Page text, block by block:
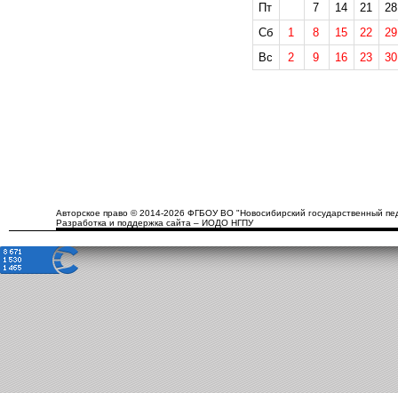
Пт
7 14 21
28
Сб
1 8 15 22
29
Вс
2 9 16 23 30
Авторское право © 2014-2026 ФГБОУ ВО "Новосибирский государственный
Разработка и поддержка сайта – ИОДО НГПУ